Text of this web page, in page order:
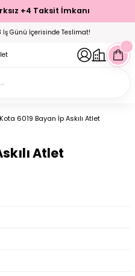
+4 Taksit İmkanı
İş Günü İçerisinde Teslimat!
Kota 6019 Bayan İp Askılı Atlet
Atlet